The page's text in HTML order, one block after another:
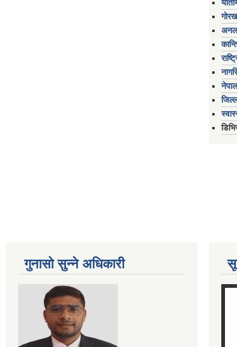
गुनासो सुन्ने अधिकारी